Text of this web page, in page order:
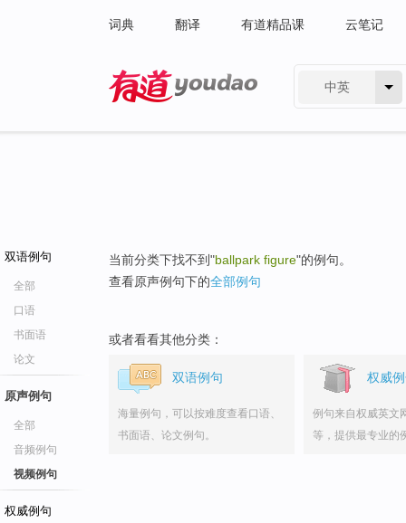
词典 翻译 有道精品课 云笔记
中英
双语例句
全部
口语
书面语
论文
原声例句
全部
音频例句
视频例句
权威例句
当前分类下找不到"ballpark figure"的例句。
查看原声例句下的全部例句
或者看看其他分类：
双语例句
海量例句，可以按难度查看口语、
书面语、论文例句。
权威
例句来自权威英文
等，提供最专业的